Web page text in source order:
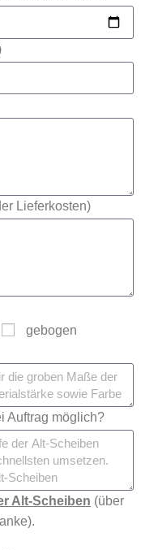
Lieferkosten)
gebogen
Auftrag möglich?
Alt-Scheiben (über